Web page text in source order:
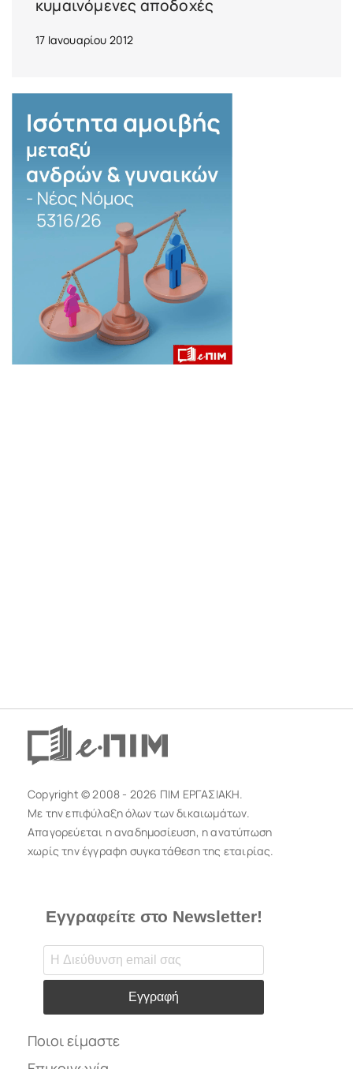
κυμαινόμενες αποδοχές
17 Ιανουαρίου 2012
Copyright © 2008 - 2026 ΠΙΜ ΕΡΓΑΣΙΑΚΗ.
Με την επιφύλαξη όλων των δικαιωμάτων.
Απαγορεύεται η αναδημοσίευση, η ανατύπωση
χωρίς την έγγραφη συγκατάθεση της εταιρίας.
Εγγραφείτε στο Newsletter!
Εγγραφή
Ποιοι είμαστε